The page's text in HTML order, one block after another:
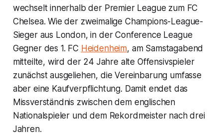
wechselt innerhalb der Premier League zum FC
Chelsea. Wie der zweimalige Champions-League-
Sieger aus London, in der Conference League
Gegner des 1. FC Heidenheim, am Samstagabend
mitteilte, wird der 24 Jahre alte Offensivspieler
zunächst ausgeliehen, die Vereinbarung umfasse
aber eine Kaufverpflichtung. Damit endet das
Missverständnis zwischen dem englischen
Nationalspieler und dem Rekordmeister nach drei
Jahren.